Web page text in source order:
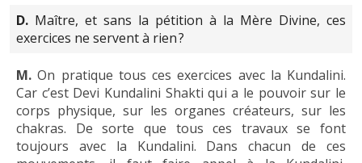
D. Maître, et sans la pétition à la Mère Divine, ces
exercices ne servent à rien ?
M. On pratique tous ces exercices avec la Kundalini.
Car c’est Devi Kundalini Shakti qui a le pouvoir sur le
corps physique, sur les organes créateurs, sur les
chakras. De sorte que tous ces travaux se font
toujours avec la Kundalini. Dans chacun de ces